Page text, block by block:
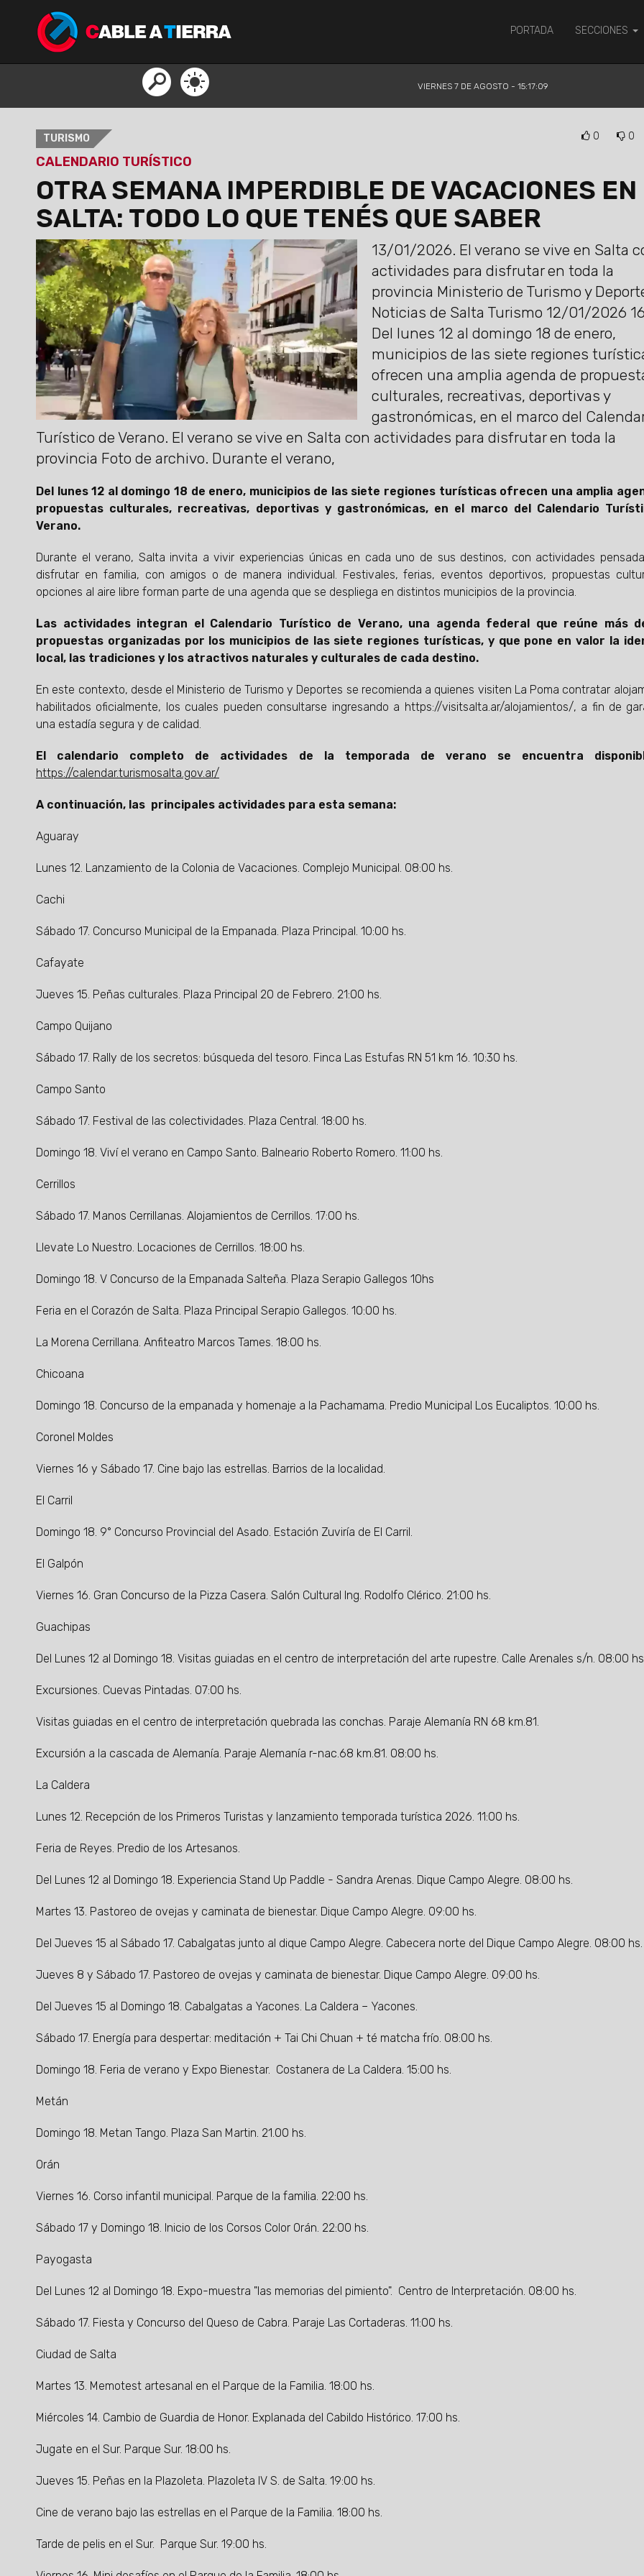
PORTADA SECCIONES
VIERNES 7 DE AGOSTO - 15:17:10
TURISMO 0 0
CALENDARIO TURÍSTICO
OTRA SEMANA IMPERDIBLE DE VACACIONES EN
SALTA: TODO LO QUE TENÉS QUE SABER
13/01/2026. El verano se vive en Salta
actividades para disfrutar en toda la
provincia Ministerio de Turismo y
Noticias de Salta Turismo 12/01/2026
Del lunes 12 al domingo 18 de enero,
municipios de las siete regiones
ofrecen una amplia agenda de
culturales, recreativas, deportivas y
gastronómicas, en el marco del
Turístico de Verano. El verano se vive en Salta con actividades para disfrutar en toda la
provincia Foto de archivo. Durante el verano,
Del lunes 12 al domingo 18 de enero, municipios de las siete regiones turísticas ofrecen una amplia
propuestas culturales, recreativas, deportivas y gastronómicas, en el marco del Calendario
Verano.
Durante el verano, Salta invita a vivir experiencias únicas en cada uno de sus destinos, con actividades
disfrutar en familia, con amigos o de manera individual. Festivales, ferias, eventos deportivos, propuestas
opciones al aire libre forman parte de una agenda que se despliega en distintos municipios de la provincia.
Las actividades integran el Calendario Turístico de Verano, una agenda federal que reúne más
propuestas organizadas por los municipios de las siete regiones turísticas, y que pone en valor la
local, las tradiciones y los atractivos naturales y culturales de cada destino.
En este contexto, desde el Ministerio de Turismo y Deportes se recomienda a quienes visiten La Poma contratar
habilitados oficialmente, los cuales pueden consultarse ingresando a https://visitsalta.ar/alojamientos/, a fin de
una estadía segura y de calidad.
El calendario completo de actividades de la temporada de verano se encuentra
https://calendar.turismosalta.gov.ar/
A continuación, las principales actividades para esta semana:
Aguaray
Lunes 12. Lanzamiento de la Colonia de Vacaciones. Complejo Municipal. 08:00 hs.
Cachi
Sábado 17. Concurso Municipal de la Empanada. Plaza Principal. 10:00 hs.
Cafayate
Jueves 15. Peñas culturales. Plaza Principal 20 de Febrero. 21:00 hs.
Campo Quijano
Sábado 17. Rally de los secretos: búsqueda del tesoro. Finca Las Estufas RN 51 km 16. 10:30 hs.
Campo Santo
Sábado 17. Festival de las colectividades. Plaza Central. 18:00 hs.
Domingo 18. Viví el verano en Campo Santo. Balneario Roberto Romero. 11:00 hs.
Cerrillos
Sábado 17. Manos Cerrillanas. Alojamientos de Cerrillos. 17:00 hs.
Llevate Lo Nuestro. Locaciones de Cerrillos. 18:00 hs.
Domingo 18. V Concurso de la Empanada Salteña. Plaza Serapio Gallegos 10hs
Feria en el Corazón de Salta. Plaza Principal Serapio Gallegos. 10:00 hs.
La Morena Cerrillana. Anfiteatro Marcos Tames. 18:00 hs.
Chicoana
Domingo 18. Concurso de la empanada y homenaje a la Pachamama. Predio Municipal Los Eucaliptos. 10:00 hs.
Coronel Moldes
Viernes 16 y Sábado 17. Cine bajo las estrellas. Barrios de la localidad.
El Carril
Domingo 18. 9° Concurso Provincial del Asado. Estación Zuviría de El Carril.
El Galpón
Viernes 16. Gran Concurso de la Pizza Casera. Salón Cultural Ing. Rodolfo Clérico. 21:00 hs.
Guachipas
Del Lunes 12 al Domingo 18. Visitas guiadas en el centro de interpretación del arte rupestre. Calle Arenales s/n. 08:00
Excursiones. Cuevas Pintadas. 07:00 hs.
Visitas guiadas en el centro de interpretación quebrada las conchas. Paraje Alemanía RN 68 km.81.
Excursión a la cascada de Alemanía. Paraje Alemanía r-nac.68 km.81. 08:00 hs.
La Caldera
Lunes 12. Recepción de los Primeros Turistas y lanzamiento temporada turística 2026. 11:00 hs.
Feria de Reyes. Predio de los Artesanos.
Del Lunes 12 al Domingo 18. Experiencia Stand Up Paddle - Sandra Arenas. Dique Campo Alegre. 08:00 hs.
Martes 13. Pastoreo de ovejas y caminata de bienestar. Dique Campo Alegre. 09:00 hs.
Del Jueves 15 al Sábado 17. Cabalgatas junto al dique Campo Alegre. Cabecera norte del Dique Campo Alegre. 08:00 hs.
Jueves 8 y Sábado 17. Pastoreo de ovejas y caminata de bienestar. Dique Campo Alegre. 09:00 hs.
Del Jueves 15 al Domingo 18. Cabalgatas a Yacones. La Caldera – Yacones.
Sábado 17. Energía para despertar: meditación + Tai Chi Chuan + té matcha frío. 08:00 hs.
Domingo 18. Feria de verano y Expo Bienestar. Costanera de La Caldera. 15:00 hs.
Metán
Domingo 18. Metan Tango. Plaza San Martin. 21.00 hs.
Orán
Viernes 16. Corso infantil municipal. Parque de la familia. 22:00 hs.
Sábado 17 y Domingo 18. Inicio de los Corsos Color Orán. 22:00 hs.
Payogasta
Del Lunes 12 al Domingo 18. Expo-muestra "las memorias del pimiento". Centro de Interpretación. 08:00 hs.
Sábado 17. Fiesta y Concurso del Queso de Cabra. Paraje Las Cortaderas. 11:00 hs.
Ciudad de Salta
Martes 13. Memotest artesanal en el Parque de la Familia. 18:00 hs.
Miércoles 14. Cambio de Guardia de Honor. Explanada del Cabildo Histórico. 17:00 hs.
Jugate en el Sur. Parque Sur. 18:00 hs.
Jueves 15. Peñas en la Plazoleta. Plazoleta IV S. de Salta. 19:00 hs.
Cine de verano bajo las estrellas en el Parque de la Familia. 18:00 hs.
Tarde de pelis en el Sur. Parque Sur. 19:00 hs.